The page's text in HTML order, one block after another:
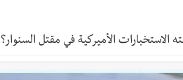
واقع مأزوم!
الاستخبارات الأميركية في مقتل السنوار؟